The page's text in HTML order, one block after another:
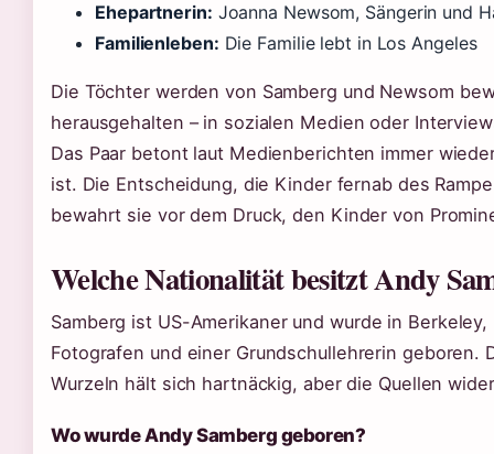
Ehepartnerin: Joanna Newsom, Sängerin und
Familienleben: Die Familie lebt in Los Angeles
Die Töchter werden von Samberg und Newsom
herausgehalten – in sozialen Medien oder
Das Paar betont laut Medienberichten immer
ist. Die Entscheidung, die Kinder fernab des
bewahrt sie vor dem Druck, den Kinder von
Welche Nationalität besitzt Andy
Samberg ist US-Amerikaner und wurde in
Fotografen und einer Grundschullehrerin geboren.
Wurzeln hält sich hartnäckig, aber die Quellen
Wo wurde Andy Samberg geboren?